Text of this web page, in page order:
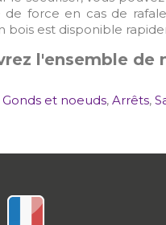
de force en cas de
bois est disponible
l'ensemble
Gonds et noeuds, Arrêts,